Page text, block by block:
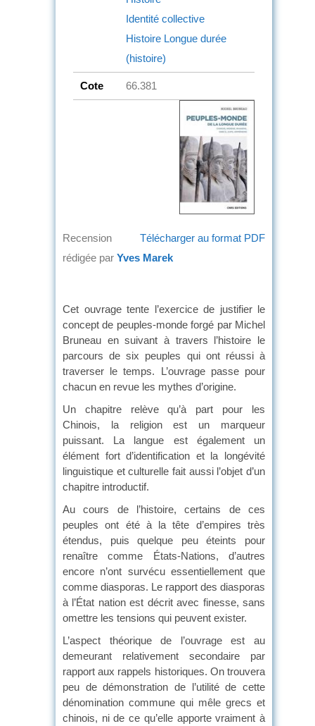
Identité collective
Histoire Longue durée
(histoire)
Cote 66.381
Télécharger au format PDF
Recension
rédigée par Yves Marek
Cet ouvrage tente l’exercice de justifier le
concept de peuples-monde forgé par Michel
Bruneau en suivant à travers l’histoire le
parcours de six peuples qui ont réussi à
traverser le temps. L’ouvrage passe pour
chacun en revue les mythes d’origine.
Un chapitre relève qu’à part pour les
Chinois, la religion est un marqueur
puissant. La langue est également un
élément fort d’identification et la longévité
linguistique et culturelle fait aussi l’objet d’un
chapitre introductif.
Au cours de l’histoire, certains de ces
peuples ont été à la tête d’empires très
étendus, puis quelque peu éteints pour
renaître comme États-Nations, d’autres
encore n’ont survécu essentiellement que
comme diasporas. Le rapport des diasporas
à l’État nation est décrit avec finesse, sans
omettre les tensions qui peuvent exister.
L’aspect théorique de l’ouvrage est au
demeurant relativement secondaire par
rapport aux rappels historiques. On trouvera
peu de démonstration de l’utilité de cette
dénomination commune qui mêle grecs et
chinois, ni de ce qu’elle apporte vraiment à